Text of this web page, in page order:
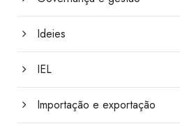
Ideies
IEL
Importação e exportação